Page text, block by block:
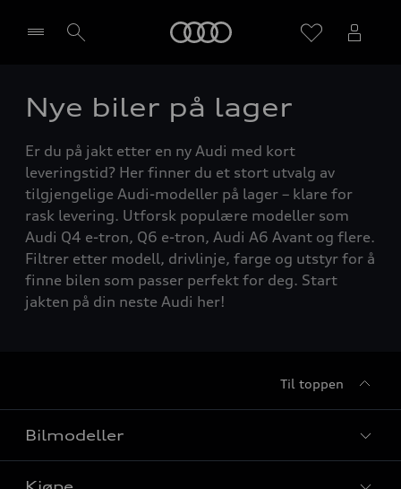
Velg forhandler
Nye biler på lager
Er du på jakt etter en ny Audi med kort
leveringstid? Her finner du et stort utvalg av
tilgjengelige Audi-modeller på lager – klare for
rask levering. Utforsk populære modeller som
Audi Q4 e-tron, Q6 e-tron, Audi A6 Avant og flere.
Filtrer etter modell, drivlinje, farge og utstyr for å
finne bilen som passer perfekt for deg. Start
jakten på din neste Audi her!
Til toppen
Bilmodeller